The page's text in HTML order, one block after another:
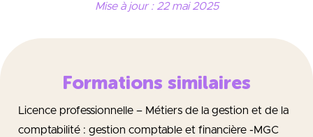
Mise à jour : 22 mai 2025
Formations similaires
Licence professionnelle – Métiers de la gestion et de la
comptabilité : gestion comptable et financière -MGC